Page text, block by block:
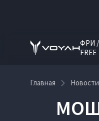
ФРИ /
FREE
Главная Новости